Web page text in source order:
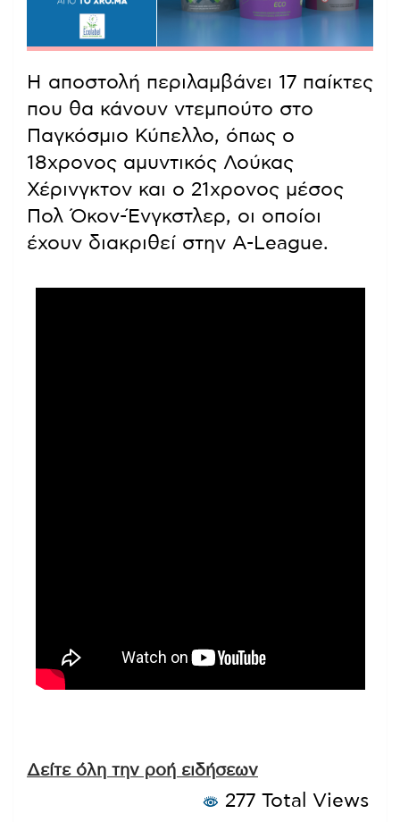
Η αποστολή περιλαμβάνει 17 παίκτες
που θα κάνουν ντεμπούτο στο
Παγκόσμιο Κύπελλο, όπως ο
18χρονος αμυντικός Λούκας
Χέρινγκτον και ο 21χρονος μέσος
Πολ Όκον-Ένγκστλερ, οι οποίοι
έχουν διακριθεί στην A-League.
Δείτε όλη την ροή ειδήσεων
277 Total Views